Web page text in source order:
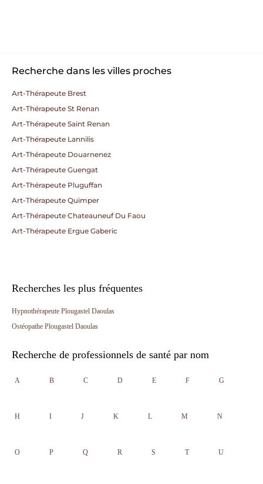
Recherche dans les villes proches
Art-Thérapeute Brest
Art-Thérapeute St Renan
Art-Thérapeute Saint Renan
Art-Thérapeute Lannilis
Art-Thérapeute Douarnenez
Art-Thérapeute Guengat
Art-Thérapeute Pluguffan
Art-Thérapeute Quimper
Art-Thérapeute Chateauneuf Du Faou
Art-Thérapeute Ergue Gaberic
Recherches les plus fréquentes
Hypnothérapeute Plougastel Daoulas
Ostéopathe Plougastel Daoulas
Recherche de professionnels de santé par nom
A B C D E F G
H I J K L M N
O P Q R S T U